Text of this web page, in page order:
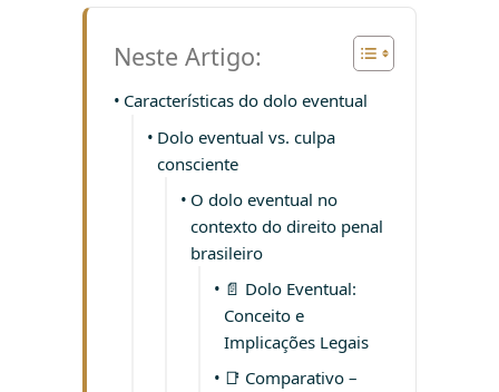
Neste Artigo:
Características do dolo eventual
Dolo eventual vs. culpa
consciente
O dolo eventual no
contexto do direito penal
brasileiro
📄 Dolo Eventual:
Conceito e
Implicações Legais
📑 Comparativo –